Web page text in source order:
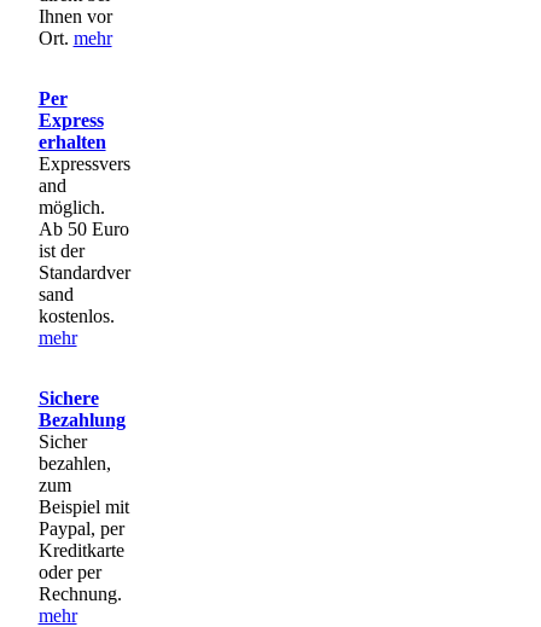
Ihnen vor
Ort. mehr
Per
Express
erhalten
Expressvers
and
möglich.
Ab 50 Euro
ist der
Standardver
sand
kostenlos.
mehr
Sichere
Bezahlung
Sicher
bezahlen,
zum
Beispiel mit
Paypal, per
Kreditkarte
oder per
Rechnung.
mehr